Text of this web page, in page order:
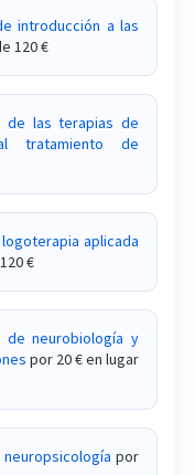
en mujeres
en el apego
práctica de la
abuso sexual y
en desórdenes
introducción a las
120 €
de las terapias de
tratamiento de
aplicada
€
de neurobiología y
por 20 € en lugar
neuropsicología por